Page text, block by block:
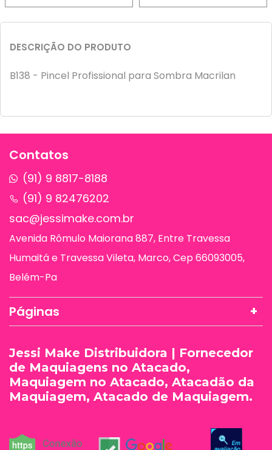
DESCRIÇÃO DO PRODUTO
B138 - Pincel Profissional para Sombra Macrilan
Contatos
(91) 9 8817-8188
(91) 9 82476202
sac@jessimake.com.br
Avenida Rômulo Maiorana 887, Entre Travessa
Humaitá e Travessa Vileta, Marco, Cep 66093005,
Belém-Pa
Páginas
Jessi Make Distribuidora | Fornecedor
de Maquiagens no Atacado,
Maquiagem no Atacado, Atacadão da
Maquiagem, Atacado de Maquiagem.